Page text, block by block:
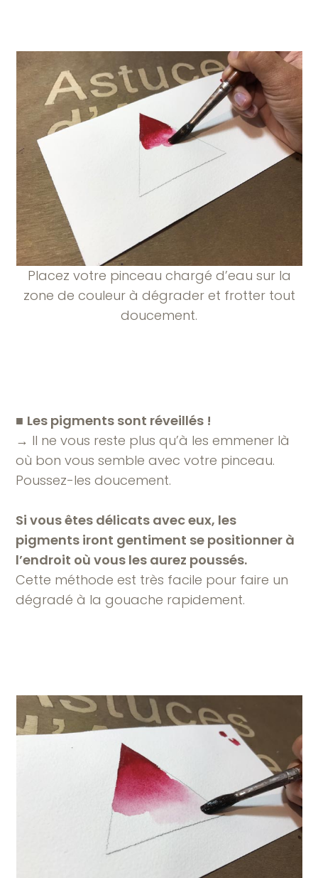
Placez votre pinceau chargé d’eau sur la
zone de couleur à dégrader et frotter tout
doucement.
■ Les pigments sont réveillés !
→ Il ne vous reste plus qu’à les emmener là
où bon vous semble avec votre pinceau.
Poussez-les doucement.
Si vous êtes délicats avec eux, les
pigments iront gentiment se positionner à
l’endroit où vous les aurez poussés.
Cette méthode est très facile pour faire un
dégradé à la gouache rapidement.